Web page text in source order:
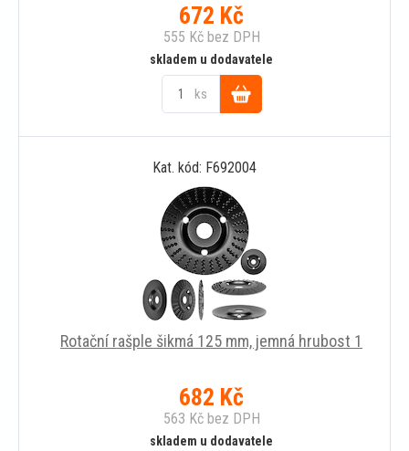
672 Kč
555 Kčbez DPH
skladem u dodavatele
ks
Do
košíku
Kat. kód: F692004
Rotační rašple šikmá 125 mm, jemná hrubost 1
682 Kč
563 Kčbez DPH
skladem u dodavatele